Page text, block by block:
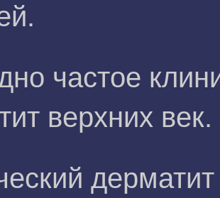
частое
верхних век.